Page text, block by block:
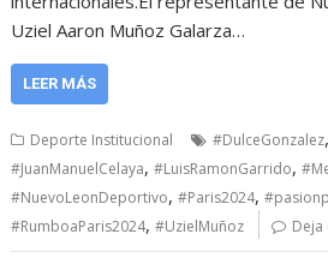
Uziel Aaron Muñoz Galarza…
LEER MÁS
Deporte Institucional #DulceGonzalez
#JuanManuelCelaya,#LuisRamonGarrido,
#NuevoLeonDeportivo,#Paris2024,
#RumboaParis2024,#UzielMuñoz